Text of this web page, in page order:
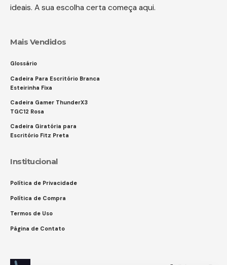
ideais. A sua escolha certa começa aqui.
Mais Vendidos
Glossário
Cadeira Para Escritório Branca
Esteirinha Fixa
Cadeira Gamer ThunderX3
TGC12 Rosa
Cadeira Giratória para
Escritório Fitz Preta
Institucional
Política de Privacidade
Política de Compra
Termos de Uso
Página de Contato